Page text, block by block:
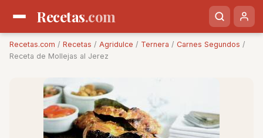
Recetas.com
Recetas.com / Recetas / Agridulce / Ternera / Carnes Segundos /
Receta de Mollejas al Jerez